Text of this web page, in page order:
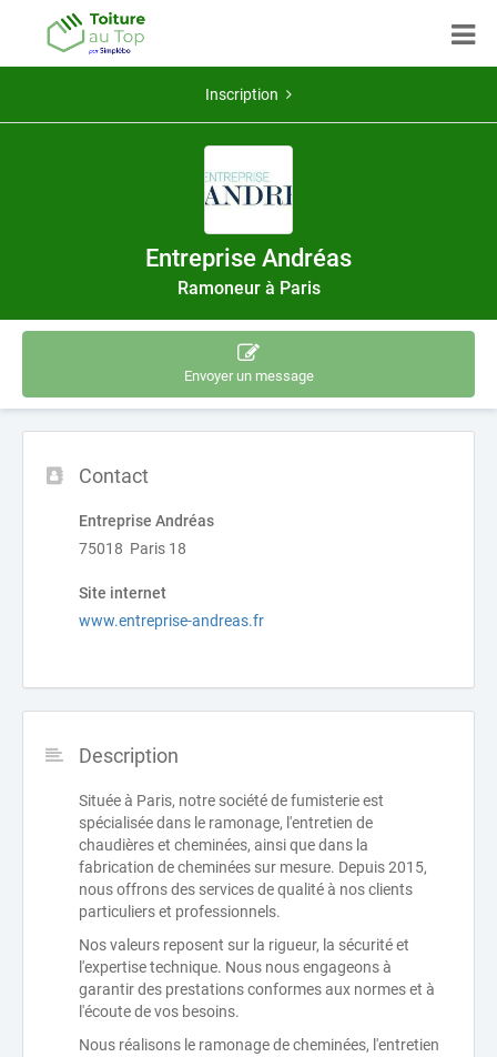
Inscription
Entreprise Andréas
Ramoneur à Paris
Envoyer un message
Contact
Entreprise Andréas
75018 Paris 18
Site internet
www.entreprise-andreas.fr
Description
Située à Paris, notre société de fumisterie est
spécialisée dans le ramonage, l'entretien de
chaudières et cheminées, ainsi que dans la
fabrication de cheminées sur mesure. Depuis 2015,
nous offrons des services de qualité à nos clients
particuliers et professionnels.
Nos valeurs reposent sur la rigueur, la sécurité et
l'expertise technique. Nous nous engageons à
garantir des prestations conformes aux normes et à
l'écoute de vos besoins.
Nous réalisons le ramonage de cheminées, l'entretien